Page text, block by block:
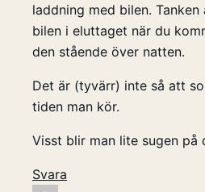
laddning med bilen.
bilen i eluttaget när du
den stående över natten.
Det är (tyvärr) inte så att
tiden man kör.
Visst blir man lite sugen på
Svara